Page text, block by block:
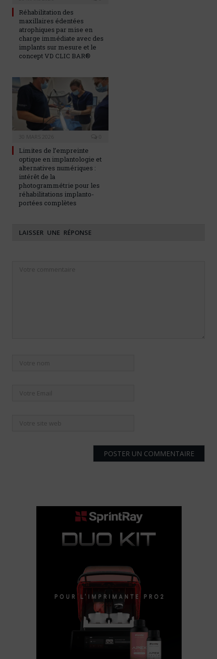
Réhabilitation des
maxillaires édentées
atrophiques par mise en
charge immédiate avec des
implants sur mesure et le
concept VD CLIC BAR®
Limites de l’empreinte
optique en implantologie et
alternatives numériques :
intérêt de la
photogrammétrie pour les
réhabilitations implanto-
portées complètes
LAISSER UNE RÉPONSE